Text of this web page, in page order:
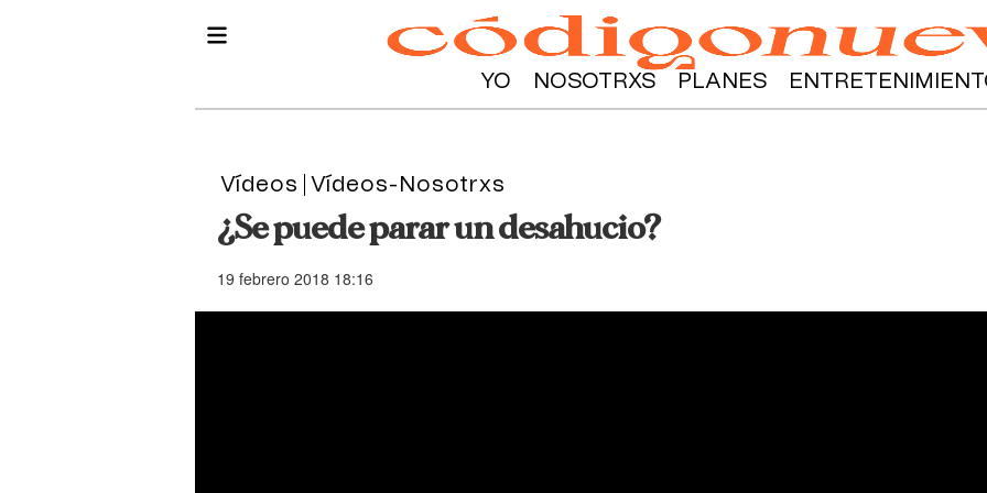
YO NOSOTRXS PLANES
Vídeos Vídeos-Nosotrxs
¿Se puede parar un desahucio?
19 febrero 2018 18:16